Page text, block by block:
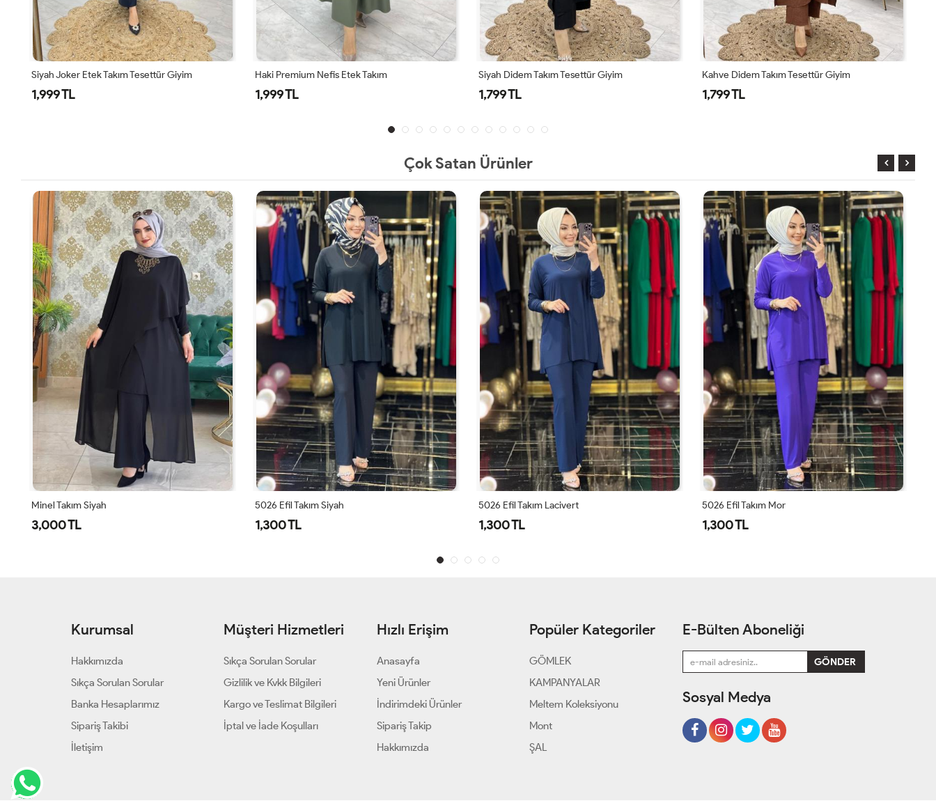
Siyah Joker Etek Takım Tesettür Giyim
1,999 TL
Haki Premium Nefis Etek Takım
1,999 TL
Siyah Didem Takım Tesettür Giyim
1,799 TL
Kahve Didem Takım Tesettür Giyim
1,799 TL
Çok Satan Ürünler
Minel Takım Siyah
3,000 TL
5026 Efil Takım Siyah
1,300 TL
5026 Efil Takım Lacivert
1,300 TL
5026 Efil Takım Mor
1,300 TL
Kurumsal
Hakkımızda
Sıkça Sorulan Sorular
Banka Hesaplarımız
Sipariş Takibi
İletişim
Müşteri Hizmetleri
Sıkça Sorulan Sorular
Gizlilik ve Kvkk Bilgileri
Kargo ve Teslimat Bilgileri
İptal ve İade Koşulları
Hızlı Erişim
Anasayfa
Yeni Ürünler
İndirimdeki Ürünler
Sipariş Takip
Hakkımızda
Popüler Kategoriler
GÖMLEK
KAMPANYALAR
Meltem Koleksiyonu
Mont
ŞAL
E-Bülten Aboneliği
Sosyal Medya